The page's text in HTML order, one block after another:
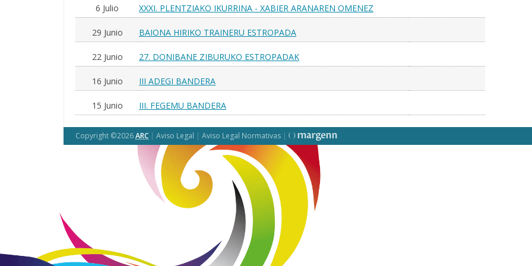
6 Julio XXXI. PLENTZIAKO IKURRINA - XABIER ARANAREN OMENEZ
29 Junio BAIONA HIRIKO TRAINERU ESTROPADA
22 Junio 27. DONIBANE ZIBURUKO ESTROPADAK
16 Junio III ADEGI BANDERA
15 Junio III. FEGEMU BANDERA
Copyright ©2026ARC | Aviso Legal | Aviso Legal Normativas |